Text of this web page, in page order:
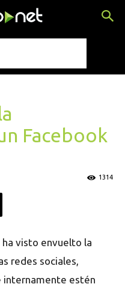
Facebook
1314
ha visto envuelto la
redes sociales,
internamente estén